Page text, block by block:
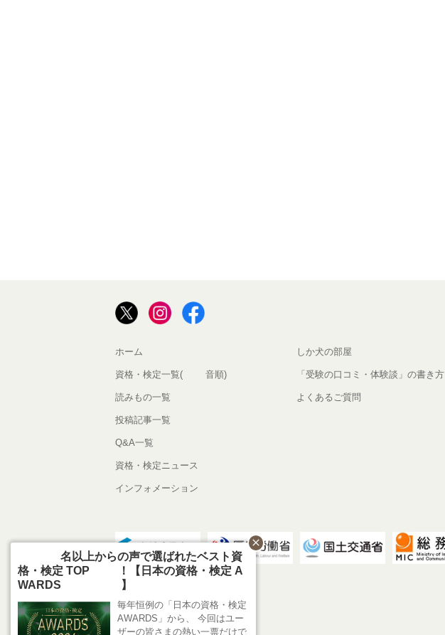
ホーム
資格・検定一覧(50音順)
読みもの一覧
投稿記事一覧
Q&A一覧
資格・検定ニュース
インフォメーション
しか犬の部屋
「受験の口コミ・体験談」の書き方
よくあるご質問
800名以上からの声で選ばれたベスト資
格・検定 TOP10！【日本の資格・検定 A
WARDS 2026】
毎年恒例の「日本の資格・検定
AWARDS」から、 今回はユー
ザーの皆さまの熱い一票だけで
close